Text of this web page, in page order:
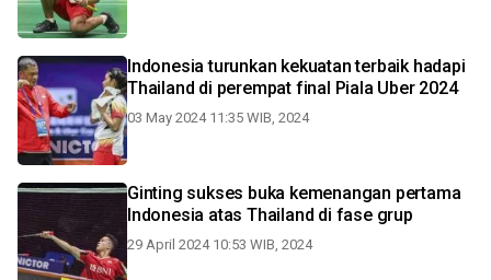
Indonesia turunkan kekuatan terbaik hadapi
Thailand di perempat final Piala Uber 2024
03 May 2024 11:35 WIB, 2024
Ginting sukses buka kemenangan pertama
Indonesia atas Thailand di fase grup
29 April 2024 10:53 WIB, 2024